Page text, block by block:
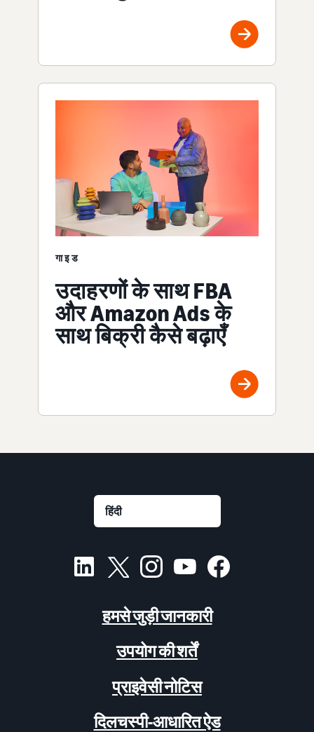
गाइड
उदाहरणों के साथ FBA
और Amazon Ads के
साथ बिक्री कैसे बढ़ाएँ
हमसे जुड़ी जानकारी
उपयोग की शर्तें
प्राइवेसी नोटिस
दिलचस्पी-आधारित ऐड